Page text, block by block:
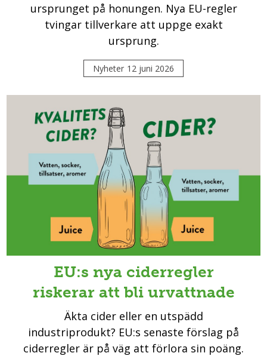
ursprunget på honungen. Nya EU-regler
tvingar tillverkare att uppge exakt
ursprung.
Nyheter 12 juni 2026
EU:s nya ciderregler
riskerar att bli urvattnade
Äkta cider eller en utspädd
industriprodukt? EU:s senaste förslag på
ciderregler är på väg att förlora sin poäng.